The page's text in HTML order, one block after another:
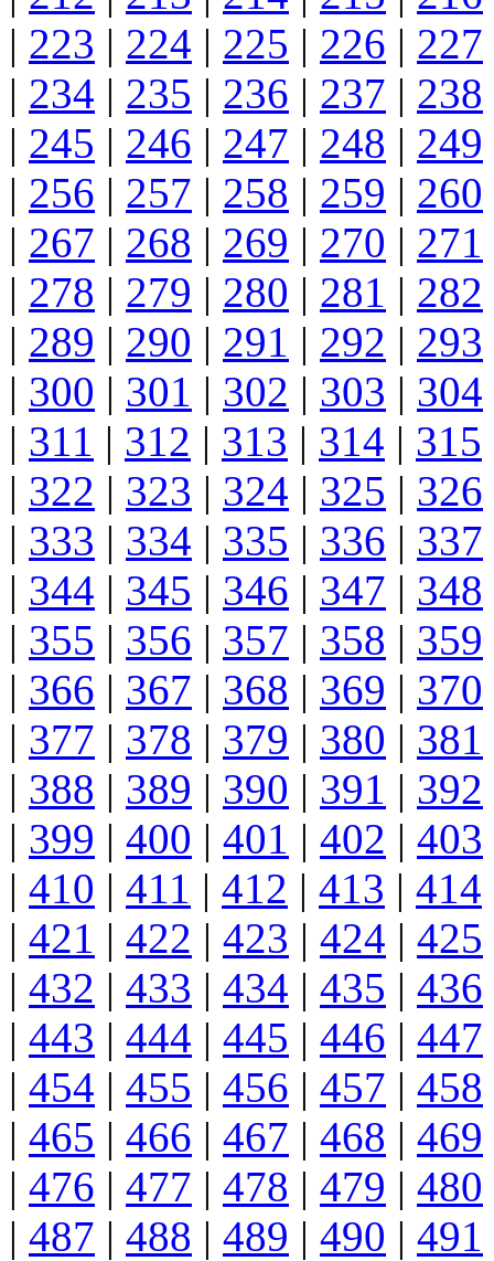
| 223 | 224 | 225 | 226 | 227
| 234 | 235 | 236 | 237 | 238
| 245 | 246 | 247 | 248 | 249
| 256 | 257 | 258 | 259 | 260
| 267 | 268 | 269 | 270 | 271
| 278 | 279 | 280 | 281 | 282
| 289 | 290 | 291 | 292 | 293
| 300 | 301 | 302 | 303 | 304
| 311 | 312 | 313 | 314 | 315
| 322 | 323 | 324 | 325 | 326
| 333 | 334 | 335 | 336 | 337
| 344 | 345 | 346 | 347 | 348
| 355 | 356 | 357 | 358 | 359
| 366 | 367 | 368 | 369 | 370
| 377 | 378 | 379 | 380 | 381
| 388 | 389 | 390 | 391 | 392
| 399 | 400 | 401 | 402 | 403
| 410 | 411 | 412 | 413 | 414
| 421 | 422 | 423 | 424 | 425
| 432 | 433 | 434 | 435 | 436
| 443 | 444 | 445 | 446 | 447
| 454 | 455 | 456 | 457 | 458
| 465 | 466 | 467 | 468 | 469
| 476 | 477 | 478 | 479 | 480
| 487 | 488 | 489 | 490 | 491